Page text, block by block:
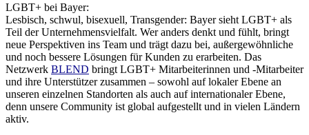
LGBT+ bei Bayer:
Lesbisch, schwul, bisexuell, Transgender: Bayer sieht LGBT+ als
Teil der Unternehmensvielfalt. Wer anders denkt und fühlt, bringt
neue Perspektiven ins Team und trägt dazu bei, außergewöhnliche
und noch bessere Lösungen für Kunden zu erarbeiten. Das
Netzwerk BLEND bringt LGBT+ Mitarbeiterinnen und -Mitarbeiter
und ihre Unterstützer zusammen – sowohl auf lokaler Ebene an
unseren einzelnen Standorten als auch auf internationaler Ebene,
denn unsere Community ist global aufgestellt und in vielen Ländern
aktiv.